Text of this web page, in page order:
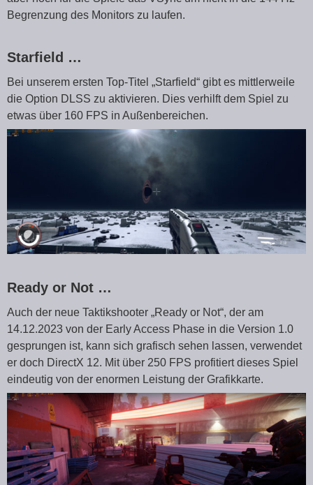
Begrenzung des Monitors zu laufen.
Starfield …
Bei unserem ersten Top-Titel „Starfield“ gibt es mittlerweile
die Option DLSS zu aktivieren. Dies verhilft dem Spiel zu
etwas über 160 FPS in Außenbereichen.
Ready or Not …
Auch der neue Taktikshooter „Ready or Not“, der am
14.12.2023 von der Early Access Phase in die Version 1.0
gesprungen ist, kann sich grafisch sehen lassen, verwendet
er doch DirectX 12. Mit über 250 FPS profitiert dieses Spiel
eindeutig von der enormen Leistung der Grafikkarte.